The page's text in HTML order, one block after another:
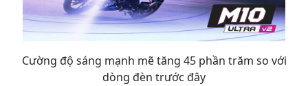
Cường độ sáng mạnh mẽ tăng 45 phần trăm so với
dòng đèn trước đây